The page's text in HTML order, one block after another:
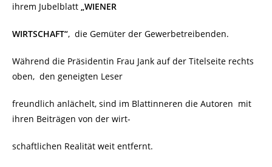
ihrem Jubelblatt „WIENER
WIRTSCHAFT“, die Gemüter der Gewerbetreibenden.
Während die Präsidentin Frau Jank auf der Titelseite rechts
oben, den geneigten Leser
freundlich anlächelt, sind im Blattinneren die Autoren mit
ihren Beiträgen von der wirt-
schaftlichen Realität weit entfernt.